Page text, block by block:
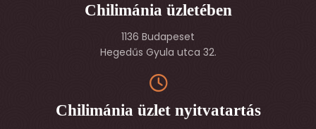
Chilimánia üzletében
1136 Budapeset
Hegedűs Gyula utca 32.
Chilimánia üzlet nyitvatartás